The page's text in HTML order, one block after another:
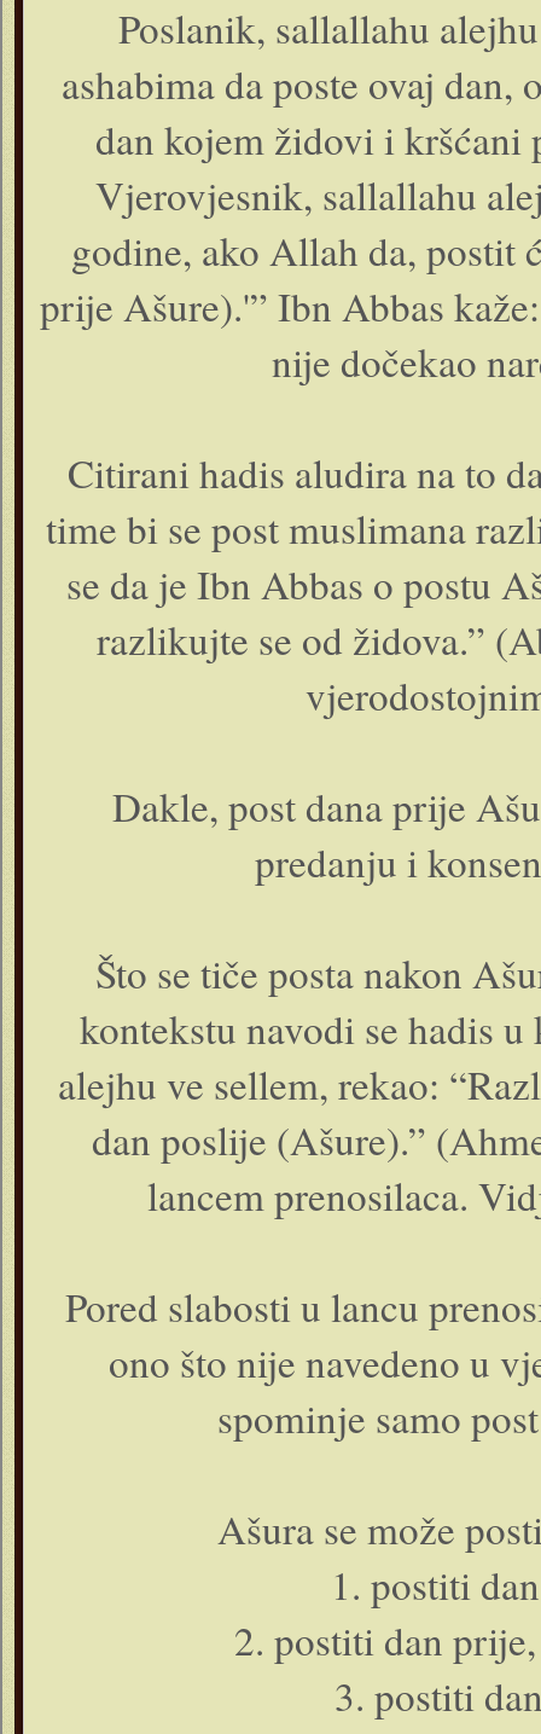
Poslanik, sallallahu
ashabima da poste ovaj
dan kojem židovi i kršćani
Vjerovjesnik, sallallahu
godine, ako Allah da, postit
prije Ašure).'” Ibn Abbas
nije dočekao
Citirani hadis aludira na to
time bi se post muslimana
se da je Ibn Abbas o postu
razlikujte se od židova.”
Dakle, post dana prije
predanju i
Što se tiče posta nakon
kontekstu navodi se hadis
alejhu ve sellem, rekao:
dan poslije (Ašure).”
lancem prenosilaca.
Pored slabosti u lancu
ono što nije navedeno u
spominje samo
Ašura se može
1. postiti
2. postiti dan
3. postiti